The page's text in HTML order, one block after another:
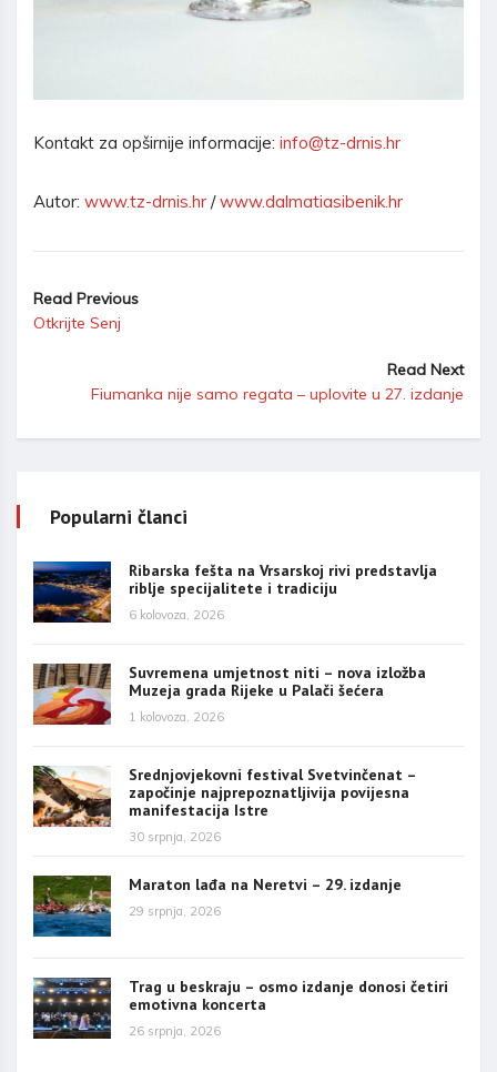
Kontakt za opširnije informacije: info@tz-drnis.hr
Autor: www.tz-drnis.hr /www.dalmatiasibenik.hr
Read Previous
Otkrijte Senj
Read Next
Fiumanka nije samo regata – uplovite u 27. izdanje
Popularni članci
Ribarska fešta na Vrsarskoj rivi predstavlja
riblje specijalitete i tradiciju
6 kolovoza, 2026
Suvremena umjetnost niti – nova izložba
Muzeja grada Rijeke u Palači šećera
1 kolovoza, 2026
Srednjovjekovni festival Svetvinčenat –
započinje najprepoznatljivija povijesna
manifestacija Istre
30 srpnja, 2026
Maraton lađa na Neretvi – 29. izdanje
29 srpnja, 2026
Trag u beskraju – osmo izdanje donosi četiri
emotivna koncerta
26 srpnja, 2026